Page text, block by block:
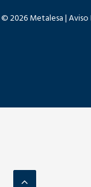
© 2026 Metalesa | Aviso